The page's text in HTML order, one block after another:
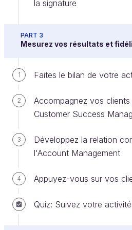
la signature
PART 3
Mesurez vos résultats et
1 Faites le bilan de votre
2
Accompagnez vos
Customer Success
3
Développez la relation
l'Account Management
4 Appuyez-vous sur vos
Quiz: Suivez votre
Vous avez aimé ce
Les techniques commerciales
apprises dans ce cours sont
compétences d'un
si vous vous lanciez en allant
l'apprentissage pour devenir
Découvrez notre
commercial, pour apprendre le
numérique, et réussir votre
Any feedback to share